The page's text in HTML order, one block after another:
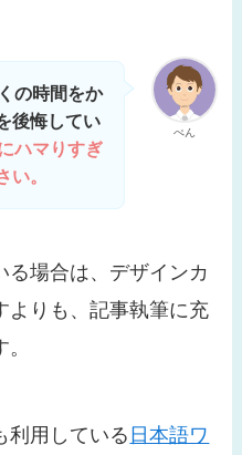
ぺん
の時間をか
後悔してい
ハマりすぎ
。
る場合は、デザインカ
よりも、記事執筆に充
利用している 日本語ワ